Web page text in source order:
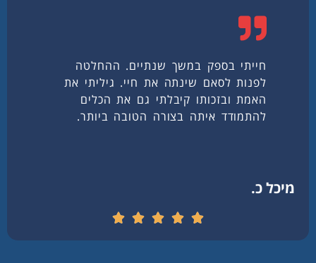
חייתי בספק במשך שנתיים. ההחלטה
לפנות לסאם שינתה את חיי. גיליתי את
האמת ובזכותו קיבלתי גם את הכלים
להתמודד איתה בצורה הטובה ביותר.
מיכל כ.